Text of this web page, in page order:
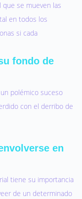
se mueven las
en todos los
si cada
fondo de
polémico suceso
con el derribo de
en
tiene su importancia
de un determinado